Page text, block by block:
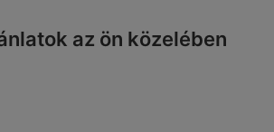
az ön közelében